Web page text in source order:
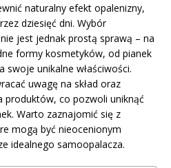
naturalny efekt opalenizny,
dziesięć dni. Wybór
jest jednak prostą sprawą – na
formy kosmetyków, od pianek
swoje unikalne właściwości.
uwagę na skład oraz
co pozwoli uniknąć
Warto zaznajomić się z
mogą być nieocenionym
idealnego samoopalacza.